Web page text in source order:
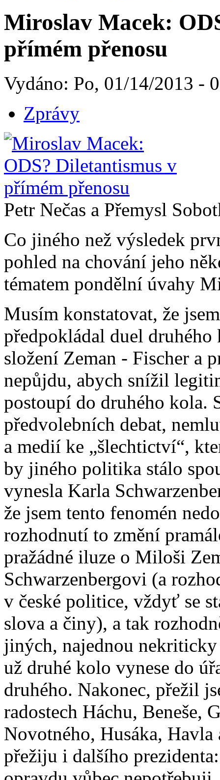
Miroslav Macek:
přímém přenosu
Vydáno: Po, 01/14/2013 -
Zprávy
Petr Nečas a Přemysl
Co jiného než výsledek
pohled na chování jeho
tématem pondělní úvahy
Musím konstatovat, že
předpokládal duel
složení Zeman - Fischer a
nepůjdu, abych snížil
postoupí do druhého kola.
předvolebních debat,
a medií ke „šlechtictví“,
by jiného politika stálo
vynesla Karla
že jsem tento fenomén
rozhodnutí to změní
pražádné iluze o Miloši
Schwarzenbergovi (a
v české politice, vždyť se
slova a činy), a tak
jiných, najednou nekriticky
už druhé kolo vynese do
druhého. Nakonec, přežil
radostech Háchu, Beneše,
Novotného, Husáka,
přežiju i dalšího